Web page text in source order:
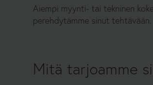
Aiempi myynti- tai tekninen
perehdytämme sinut tehtävään.
Mitä tarjoamme